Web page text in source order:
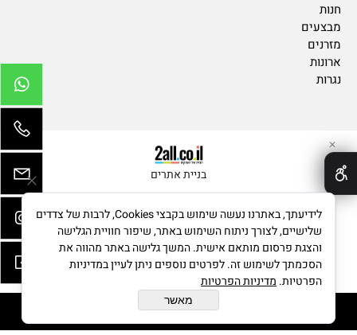
הוסף לסל
חנות
מבצעים
מזרנים
ארונות
נגרות
בניית אתרים
✕
לידיעתך, באתרנו נעשה שימוש בקבצי Cookies, לרבות של צדדים
שלישיים, לצורך ניתוח השימוש באתר, שיפור חוויית הגלישה
והצגת פרסום מותאם אישית. המשך גלישה באתר מהווה את
הסכמתך לשימוש זה. לפרטים נוספים ניתן לעיין במדיניות
הפרטיות. מדיניות הפרטיות
מאשר